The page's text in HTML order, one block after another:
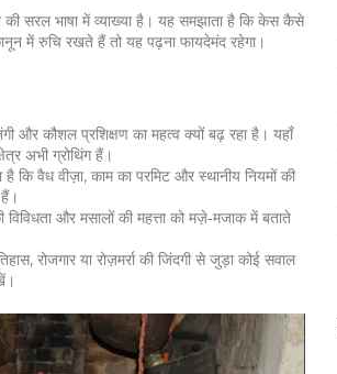
की सरल भाषा में व्याख्या है। यह समझाता है कि केस कैसे
में रुचि रखते हैं तो यह पढ़ना फायदेमंद रहेगा।
और कौशल प्रशिक्षण का महत्व क्यों बढ़ रहा है। यहाँ
अभी ग्रोथिंग हैं।
कि वैध वीज़ा, काम का परमिट और स्थानीय नियमों की
और मसालों की महत्ता को मज़े‑मजाक में बताते
रोजगार या रोज़मर्रा की जिंदगी से जुड़ा कोई सवाल